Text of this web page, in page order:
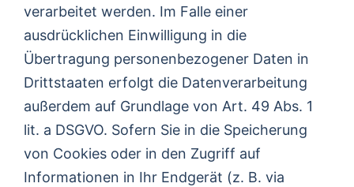
verarbeitet werden. Im Falle einer
ausdrücklichen Einwilligung in die
Übertragung personenbezogener Daten in
Drittstaaten erfolgt die Datenverarbeitung
außerdem auf Grundlage von Art. 49 Abs. 1
lit. a DSGVO. Sofern Sie in die Speicherung
von Cookies oder in den Zugriff auf
Informationen in Ihr Endgerät (z. B. via